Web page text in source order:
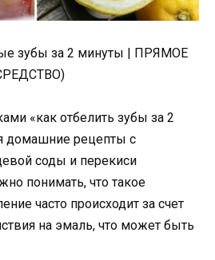
зубы за 2 минуты | ПРЯМОЕ
«как отбелить зубы за 2
домашние рецепты с
соды и перекиси
понимать, что такое
часто происходит за счет
на эмаль, что может быть